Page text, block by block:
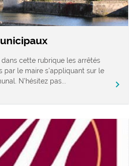
dans cette rubrique les arrêtés
par le maire s’appliquant sur le
N’hésitez pas...
chevron_right